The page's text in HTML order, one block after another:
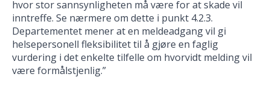
hvor stor sannsynligheten må være for at skade vil
inntreffe. Se nærmere om dette i punkt 4.2.3.
Departementet mener at en meldeadgang vil gi
helsepersonell fleksibilitet til å gjøre en faglig
vurdering i det enkelte tilfelle om hvorvidt melding vil
være formålstjenlig.”